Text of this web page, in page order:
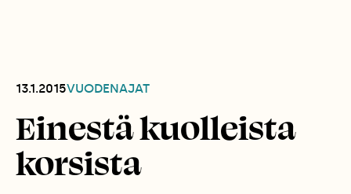
13.1.2015VUODENAJAT
Einestä kuolleista
korsista